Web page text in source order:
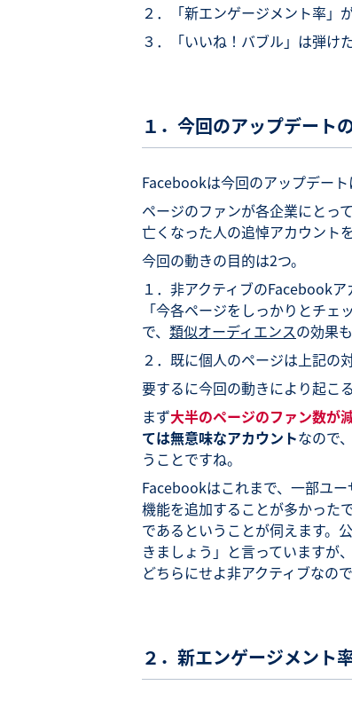
２．「新エンゲージメント率」
３．「いいね！バブル」は弾け
１．今回のアップデート
Facebookは今回のアップデート
ページのファンが各企業にとっ
亡くなった人の追悼アカウント
今回の動きの目的は2つ。
１．非アクティブのFacebook
「今各ページをしっかりとチ
で、 類似オーディエンスの効果
２．既に個人のページは上記の
要するに今回の動きにより起こ
まず大半のページのファン数が
ては無意味なアカウントなので
うことですね。
Facebookはこれまで、一部ユ
機能を追加することが多かった
であるということが伺えます。
きましょう」と言っていますが
どちらにせよ非アクティブなの
２．新エンゲージメント